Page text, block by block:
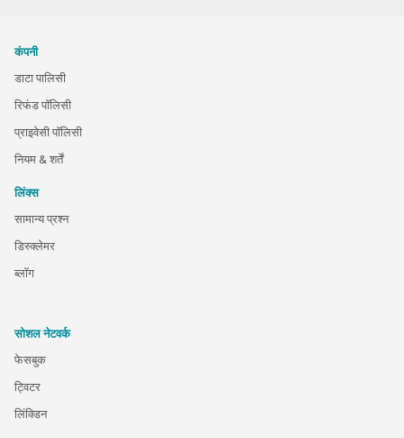
कंपनी
डाटा पालिसी
रिफंड पॉलिसी
प्राइवेसी पॉलिसी
नियम & शर्तें
लिंक्स
सामान्य प्रश्न
डिस्क्लेमर
ब्लॉग
सोशल नेटवर्क
फेसबुक
ट्विटर
लिंक्डिन